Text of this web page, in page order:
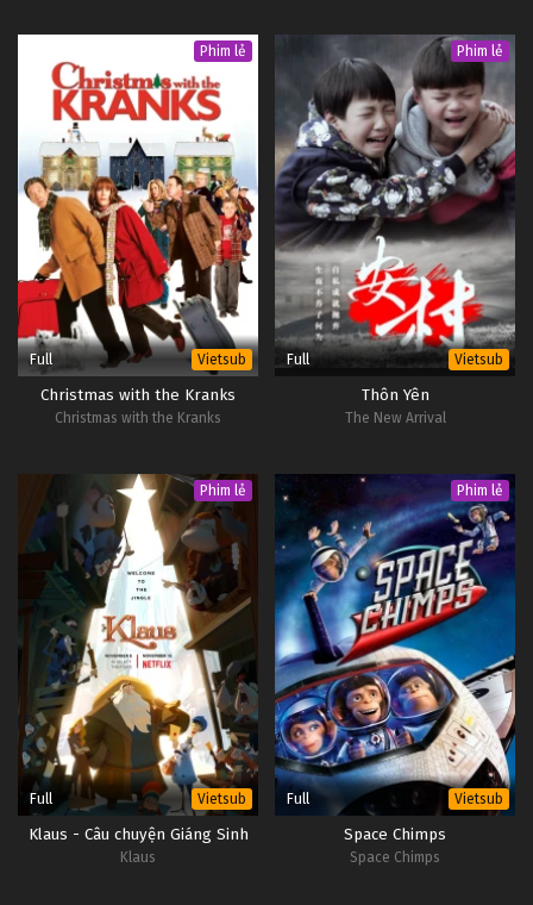
Phim lẻ
Full Vietsub
Christmas with the Kranks
Christmas with the Kranks
Phim lẻ
Full Vietsub
Thôn Yên
The New Arrival
Phim lẻ
Full Vietsub
Klaus - Câu chuyện Giáng Sinh
Klaus
Phim lẻ
Full Vietsub
Space Chimps
Space Chimps